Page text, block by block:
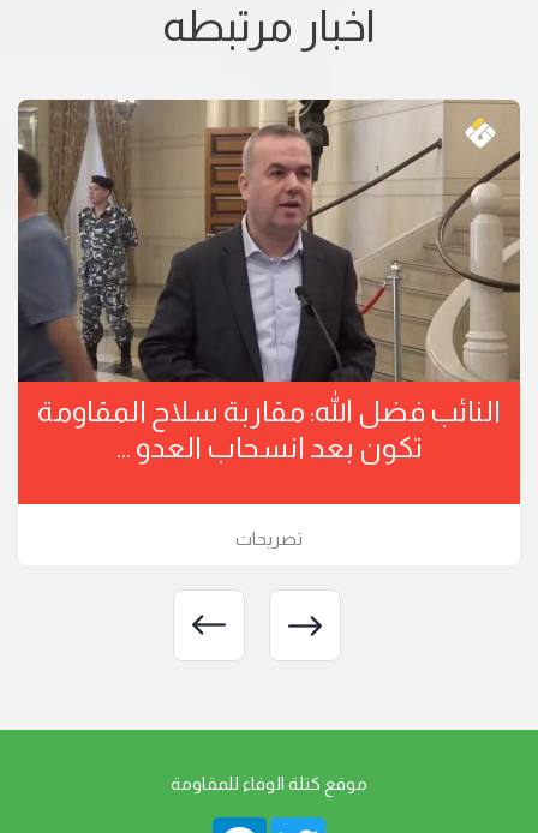
اخبار مرتبطه
النائب فضل الله: مقاربة سلاح المقاومة
تكون بعد انسحاب العدو ...
تصريحات
موقع كتلة الوفاء للمقاومة